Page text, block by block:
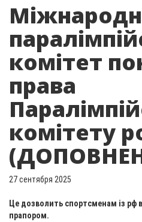
комітет
права
комітету
27 сентября 2025
Це дозволить спортсменам із рф
прапором.